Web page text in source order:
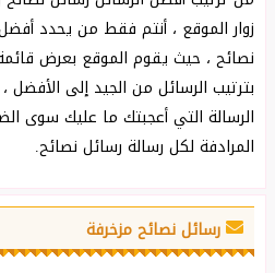
زوار الموقع ، أنتم فقط من يحدد
نصائح ، حيث يقوم الموقع بعرض
بترتيب الرسائل من الجيد إلى
الرسالة التي أعجبتك ما عليك سوى
المرادفة لكل رسالة رسائل نصائح.
رسائل نصائح مزخرفة